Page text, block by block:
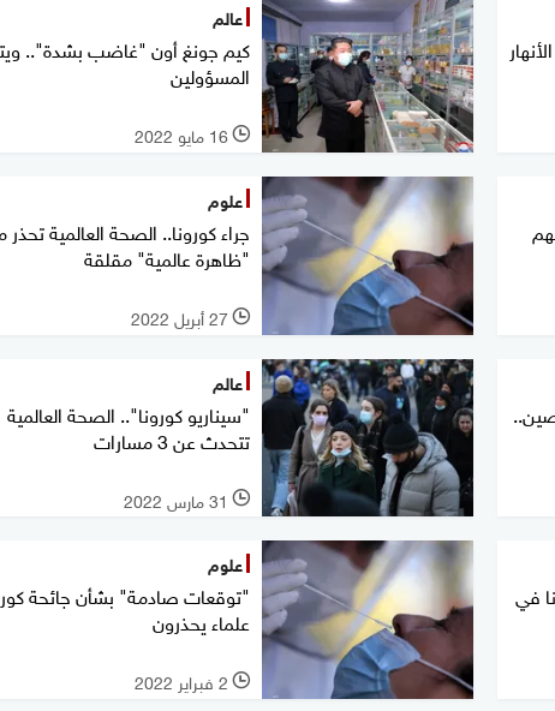
عالم
كيم جونغ أون "غاضب بشدة"..
المسؤولين
l 16 مايو 2022
علوم
جراء كورونا.. الصحة العالمية
"ظاهرة عالمية" مقلقة
l 27 أبريل 2022
عالم
"سيناريو كورونا".. الصحة العالمية
تتحدث عن 3 مسارات
l 31 مارس 2022
في
علوم
"توقعات صادمة" بشأن جائحة
علماء يحذرون
l 2 فبراير 2022